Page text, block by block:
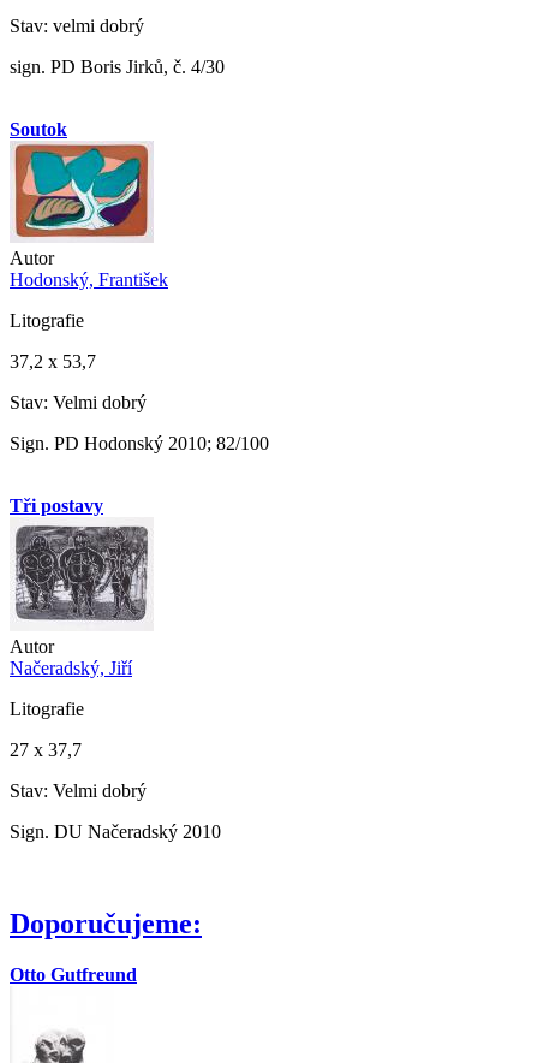
Stav: velmi dobrý
sign. PD Boris Jirků, č. 4/30
Soutok
Autor
Hodonský, František
Litografie
37,2 x 53,7
Stav: Velmi dobrý
Sign. PD Hodonský 2010; 82/100
Tři postavy
Autor
Načeradský, Jiří
Litografie
27 x 37,7
Stav: Velmi dobrý
Sign. DU Načeradský 2010
Doporučujeme:
Otto Gutfreund